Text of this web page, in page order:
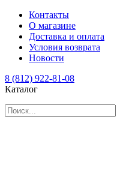
Контакты
О магазине
Доставка и оплата
Условия возврата
Новости
8 (812) 922-81-08
Каталог